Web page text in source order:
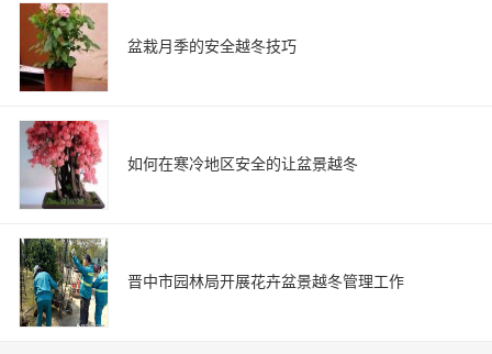
盆栽月季的安全越冬技巧
如何在寒冷地区安全的让盆景越冬
晋中市园林局开展花卉盆景越冬管理工作